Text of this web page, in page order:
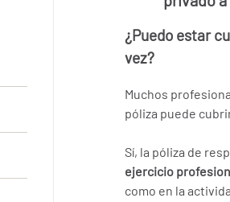
¿Puedo estar
vez?
Muchos
póliza puede
Sí, la póliza de
ejercicio
como en la